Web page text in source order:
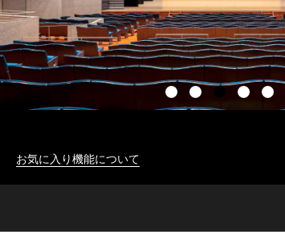
お気に入り機能について